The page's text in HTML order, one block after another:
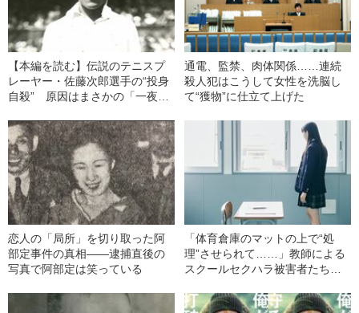
【本編を読む】伝説のテニスプ
レーヤー・佐藤次郎選手の“投身
自殺” 原因はまさかの「一夜の
通電、監禁、肉体関係……連続
殺人犯はこうして女性を洗脳し
て“獲物”に仕立て上げた
恋人の「局所」を切り取った阿
部定事件の真相――逮捕直後の
写真で阿部定は笑っている
「体育倉庫のマットの上で“処
理”させられて……」教師による
スクールセクハラ被害者たちが